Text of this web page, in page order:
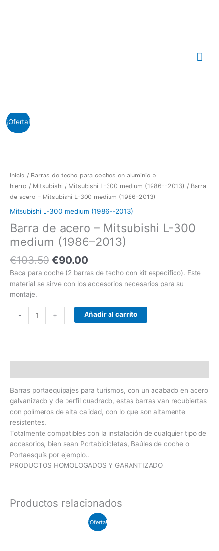
¡Oferta!
Inicio / Barras de techo para coches en aluminio o
hierro / Mitsubishi / Mitsubishi L-300 medium (1986--2013) / Barra
de acero – Mitsubishi L-300 medium (1986–2013)
Mitsubishi L-300 medium (1986--2013)
Barra de acero – Mitsubishi L-300
medium (1986–2013)
€103.50 €90.00
Baca para coche (2 barras de techo con kit especifico). Este
material se sirve con los accesorios necesarios para su
montaje.
-
Barra
de
L-
300
medium
-2013)
cantidad
+ Añadir al carrito
Barras portaequipajes para turismos, con un acabado en acero
galvanizado y de perfil cuadrado, estas barras van recubiertas
con polímeros de alta calidad, con lo que son altamente
resistentes.
Totalmente compatibles con la instalación de cualquier tipo de
accesorios, bien sean Portabicicletas, Baúles de coche o
Portaesquís por ejemplo..
PRODUCTOS HOMOLOGADOS Y GARANTIZADO
Productos relacionados
¡Oferta!